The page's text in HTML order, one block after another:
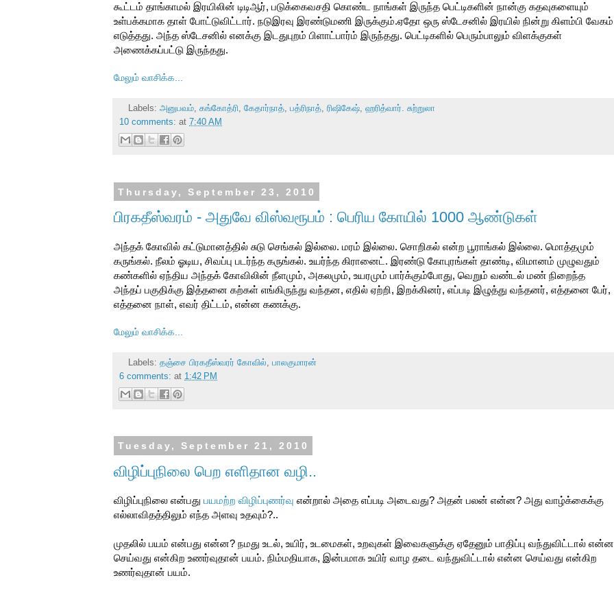
கூட்டம் தாங்காமல் இரயிலின் டிடிஆர், படுக்கைவசதி கொண்ட நாங்கள் இருந்த பெட்டிகளின் நான்கு கதவுகளையும்
உள்பக்கமாக தாள் போட்டுவிட்டார். நடுஇரவு இரண்டுமணி இருக்கும்.ஏதோ ஒரு ஸ்டேசனில் இரயில் நின்று கிளம்பி வேகம்
எடுத்தது. அந்த ஸ்டேசனில் எனக்கு இடதுபுறம் பிளாட்பார்ம் இருந்தது. பெட்டிகளில் பெரும்பாலும் விளக்குகள்
அணைக்கப்பட்டு இருந்தது.
மேலும் வாசிக்க...
Labels: அனுபவம், கங்கோத்ரி, கேதார்நாத், பத்ரிநாத், ரிஷிகேஷ், ஹரித்வார். சுற்றுலா
10 comments: at 7:40 AM
Thursday, September 23, 2010
பிரகதீஸ்வரம் - அதுவே விஸ்வரூபம் : பெரிய கோயில் 1000 ஆண்டுகள்
அந்தக் கோவில் கட்டுமானத்தில் சுடு செங்கல் இல்லை. மரம் இல்லை. சொறிகல் என்ற பூராங்கல் இல்லை. மொத்தமும்
கருங்கல். நீலம் ஓடிய, சிவப்பு படர்ந்த கருங்கல். உயர்ந்த கிரானைட். இரண்டு கோபுரங்கள் தாண்டி, விமானம் முழுவதும்
கண்களில் ஏந்திய அந்தக் கோவிலின் நீளமும், அகலமும், உயரமும் பார்க்கும்போது, வெறும் வண்டல் மண் நிறைந்த
அந்தப் பகுதிக்கு இத்தனை கற்கள் எங்கிருந்து வந்தன, எதில் ஏற்றி, இறக்கினர், எப்படி இழுத்து வந்தனர், எத்தனை பேர்,
எத்தனை நாள், எவர் திட்டம், என்ன கணக்கு.
மேலும் வாசிக்க...
Labels: தஞ்சை பிரகதீஸ்வரர் கோவில்
பாலகுமாரன்
6 comments: at 1:42 PM
Tuesday, September 21, 2010
விழிப்புநிலை பெற எளிதான வழி..
விழிப்புநிலை என்பது பயமற்ற விழிப்புணர்வு என்றால் அதை எப்படி அடைவது? அதன் பலன் என்ன? அது வாழ்க்கைக்கு
எல்லாவிதத்திலும் எந்த அளவு உதவும்?..
முதலில் பயம் என்பது என்ன? நமது உடல், உயிர், உடமைகள், உறவுகள் இவைகளுக்கு ஏதேனும் பாதிப்பு வந்துவிட்டால் என்ன
செய்வது என்கிற உணர்வுதான் பயம். நிம்மதியாக, இன்பமாக உயிர் வாழ தடை வந்துவிட்டால் என்ன செய்வது என்கிற
உணர்வுதான் பயம்.